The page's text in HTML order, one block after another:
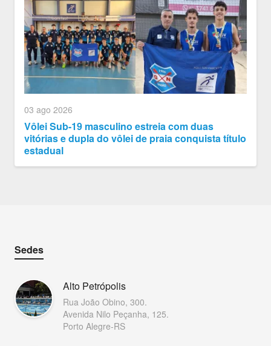
03 ago 2026
Vôlei Sub-19 masculino estreia com duas
vitórias e dupla do vôlei de praia conquista título
estadual
Sedes
Alto Petrópolis
Rua João Obino, 300.
Avenida Nilo Peçanha, 125.
Porto Alegre-RS